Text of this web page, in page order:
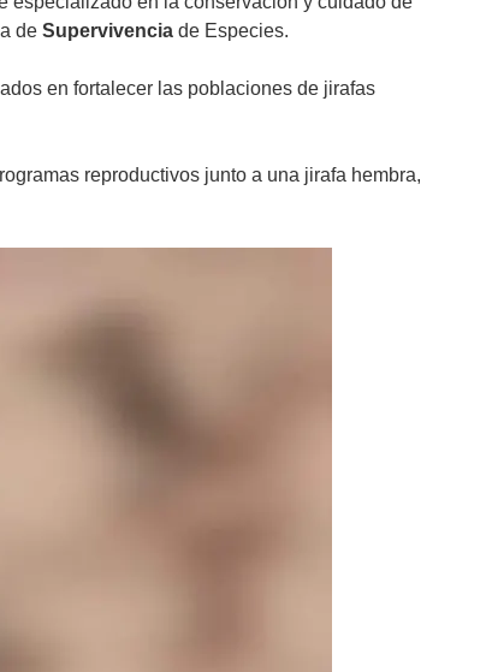
de Supervivencia de Especies.
en fortalecer las poblaciones de jirafas
reproductivos junto a una jirafa hembra,